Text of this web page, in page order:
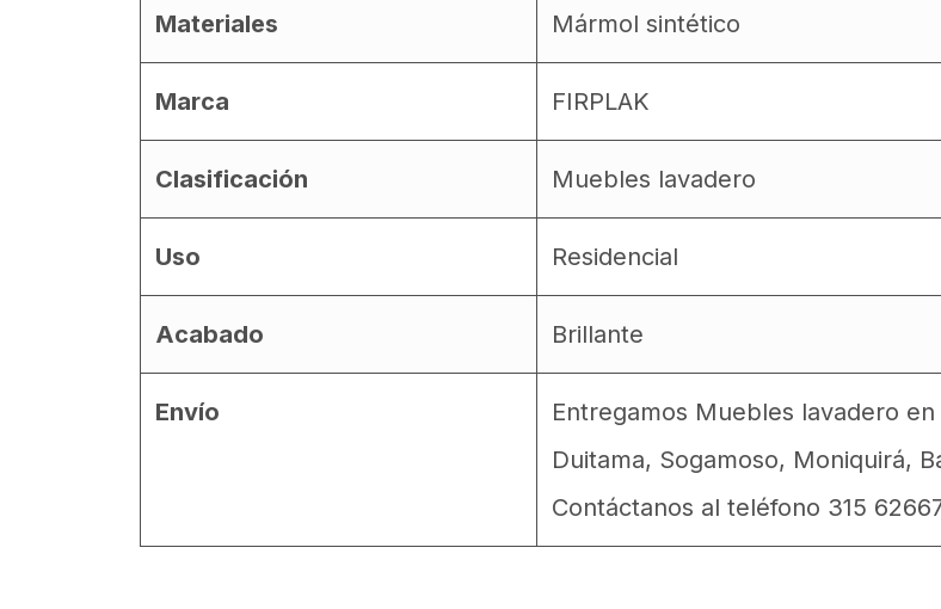
Materiales Mármol sintético
Marca FIRPLAK
Clasificación Muebles lavadero
Uso Residencial
Acabado Brillante
Envío
Entregamos Muebles lavadero
Duitama, Sogamoso, Moniquirá,
Contáctanos al teléfono 315